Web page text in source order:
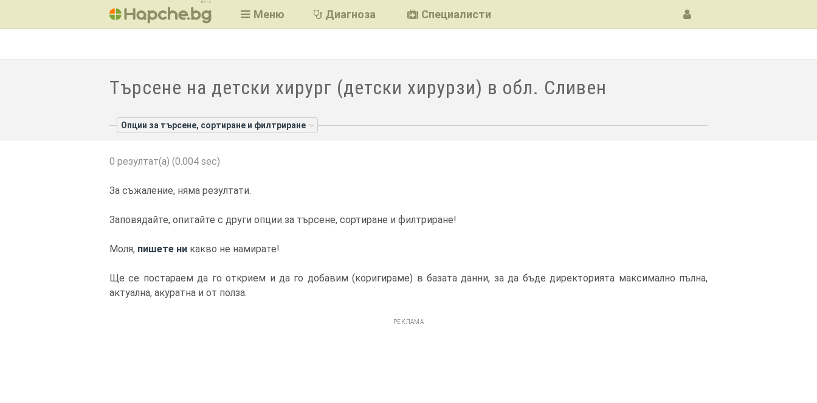
BETA
Меню Диагноза Специалисти
Търсене на детски хирург (детски хирурзи) в обл. Сливен
Опции за търсене, сортиране и филтриране
0 резултат(а) (0.004 sec)
За съжаление, няма резултати.
Заповядайте, опитайте с други опции за търсене, сортиране и филтриране!
Моля, пишете ни какво не намирате!
Ще се постараем да го открием и да го добавим (коригираме) в базата данни, за да бъде директорията максимално пълна,
актуална, акуратна и от полза.
РЕКЛАМА